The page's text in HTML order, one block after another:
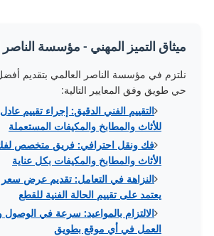
ميثاق التميز المهني - مؤسسة الناصر
نلتزم في مؤسسة الناصر العالمي بتقديم
حي طويق وفق المعايير التالية:
التقييم الفني الدقيق: إجراء تقييم
للأثاث والمطابخ والمكيفات المستعملة
فك ونقل احترافي: فريق متخصص
الأثاث والمطابخ والمكيفات بكل عناية
النزاهة في التعامل: تقديم عرض سعر
يعتمد على تقييم الحالة الفنية للقطع
الالتزام بالمواعيد: سرعة في الوصول
العمل في أي موقع بطويق